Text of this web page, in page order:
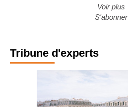
Voir plus
S'abonner
Tribune d'experts